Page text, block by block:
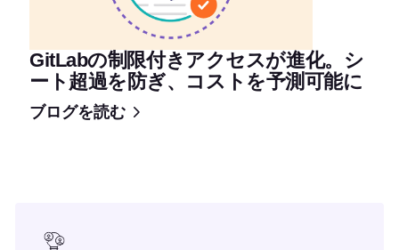
GitLabの制限付きアクセスが進化。シ
ート超過を防ぎ、コストを予測可能に
ブログを読む